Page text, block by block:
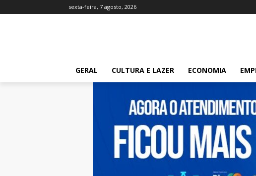
sexta-feira, 7 agosto, 2026
GERAL CULTURA E LAZER ECONOMIA